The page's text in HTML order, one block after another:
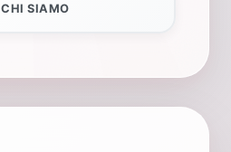
CHI SIAMO